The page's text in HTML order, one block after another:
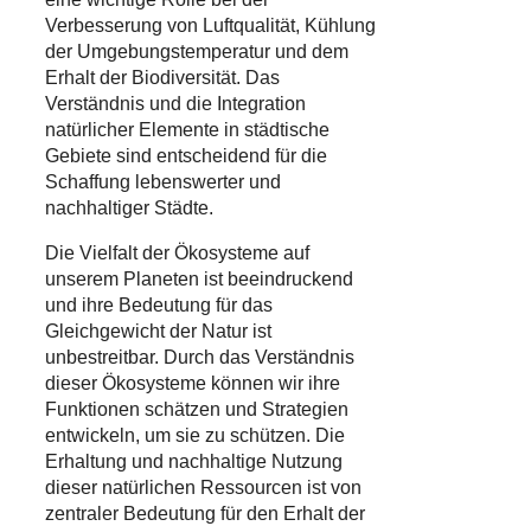
Verbesserung von Luftqualität, Kühlung
der Umgebungstemperatur und dem
Erhalt der Biodiversität. Das
Verständnis und die Integration
natürlicher Elemente in städtische
Gebiete sind entscheidend für die
Schaffung lebenswerter und
nachhaltiger Städte.
Die Vielfalt der Ökosysteme auf
unserem Planeten ist beeindruckend
und ihre Bedeutung für das
Gleichgewicht der Natur ist
unbestreitbar. Durch das Verständnis
dieser Ökosysteme können wir ihre
Funktionen schätzen und Strategien
entwickeln, um sie zu schützen. Die
Erhaltung und nachhaltige Nutzung
dieser natürlichen Ressourcen ist von
zentraler Bedeutung für den Erhalt der